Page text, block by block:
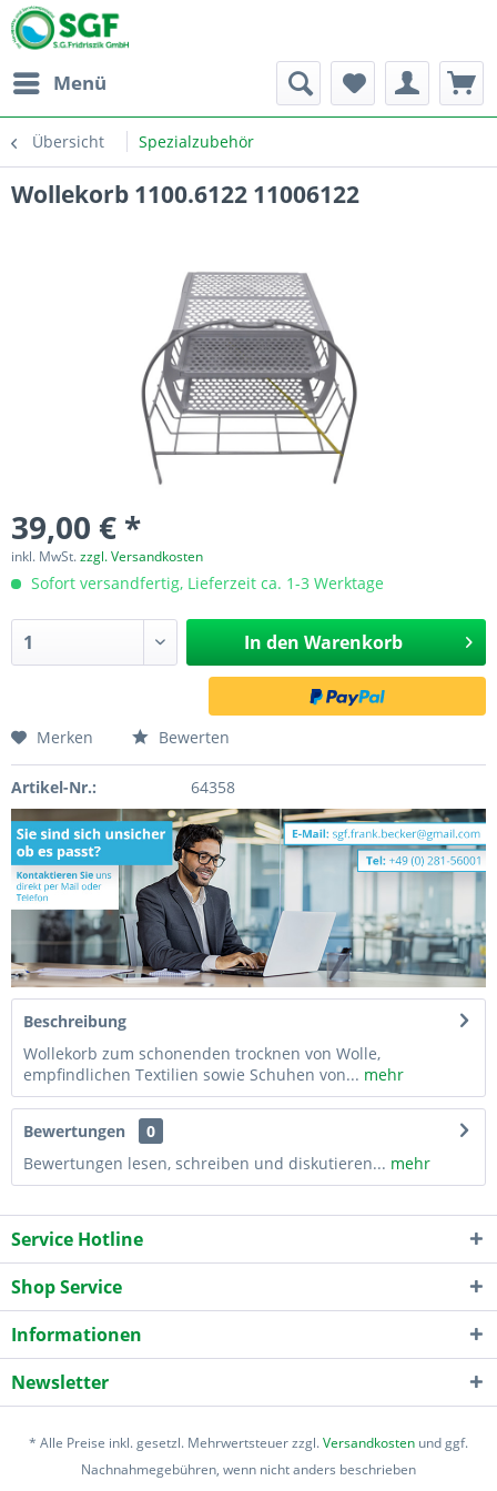
Menü
Übersicht Spezialzubehör
Wollekorb 1100.6122 11006122
39,00 € *
inkl. MwSt.zzgl. Versandkosten
Sofort versandfertig, Lieferzeit ca. 1-3 Werktage
In den Warenkorb
Merken Bewerten
Artikel-Nr.: 64358
Beschreibung
Wollekorb zum schonenden trocknen von Wolle,
empfindlichen Textilien sowie Schuhen von... mehr
Bewertungen
0
Bewertungen lesen, schreiben und diskutieren... mehr
Service Hotline
Shop Service
Informationen
Newsletter
* Alle Preise inkl. gesetzl. Mehrwertsteuer zzgl.Versandkosten und ggf.
Nachnahmegebühren, wenn nicht anders beschrieben